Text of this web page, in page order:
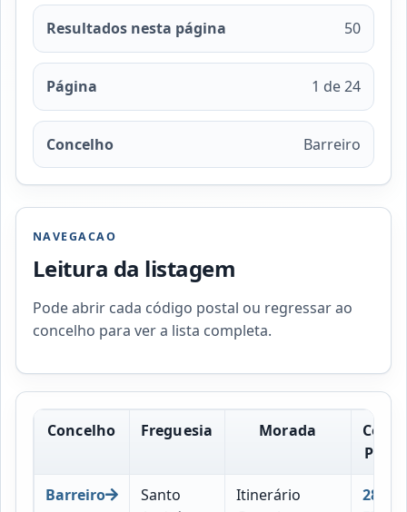
Resultados nesta página 50
Página 1 de 24
Concelho Barreiro
NAVEGACAO
Leitura da listagem
Pode abrir cada código postal ou regressar ao
concelho para ver a lista completa.
Concelho Freguesia Morada
Barreiro
Santo
Itinerário
2830-